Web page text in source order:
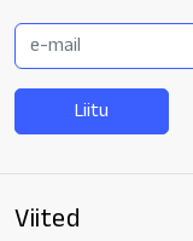
E-
mail
Viited